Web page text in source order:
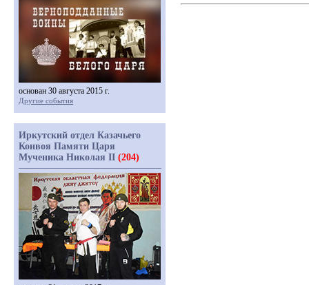
основан 30 августа 2015 г.
Другие события
Иркутский отдел Казачьего
Конвоя Памяти Царя
Мученика Николая II (204)